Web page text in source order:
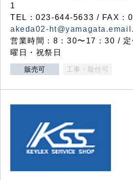
1
TEL：023-644-5633 / FAX：
akeda02-
営業時間：8：30〜17：30 / 定
曜日・祝祭日
販売可 工事・取付可